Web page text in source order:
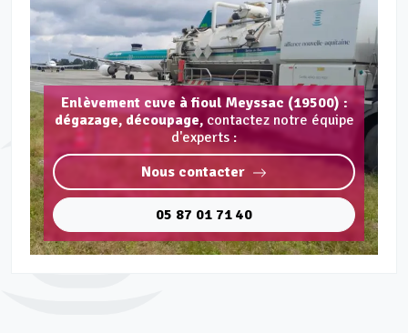
Enlèvement cuve à fioul Meyssac (19500) :
dégazage, découpage, contactez notre équipe
d'experts :
Nous contacter
05 87 01 71 40